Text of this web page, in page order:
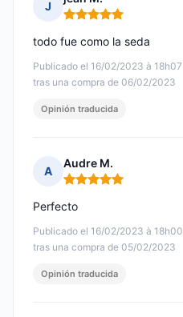
J
Nota: 5 de 5
Publicado el 16/02/2023 à 18h07
tras una compra de 06/02/2023
todo fue como la seda
Opinión traducida
A
Audre M.
Nota: 5 de 5
Publicado el 16/02/2023 à 18h00
tras una compra de 05/02/2023
Perfecto
Opinión traducida